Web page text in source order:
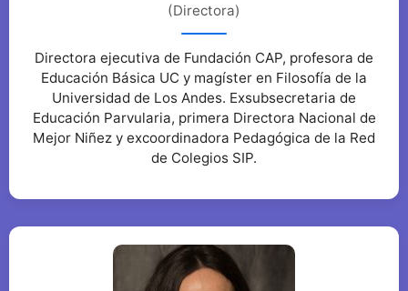
(Directora)
Directora ejecutiva de Fundación CAP, profesora de
Educación Básica UC y magíster en Filosofía de la
Universidad de Los Andes. Exsubsecretaria de
Educación Parvularia, primera Directora Nacional de
Mejor Niñez y excoordinadora Pedagógica de la Red
de Colegios SIP.